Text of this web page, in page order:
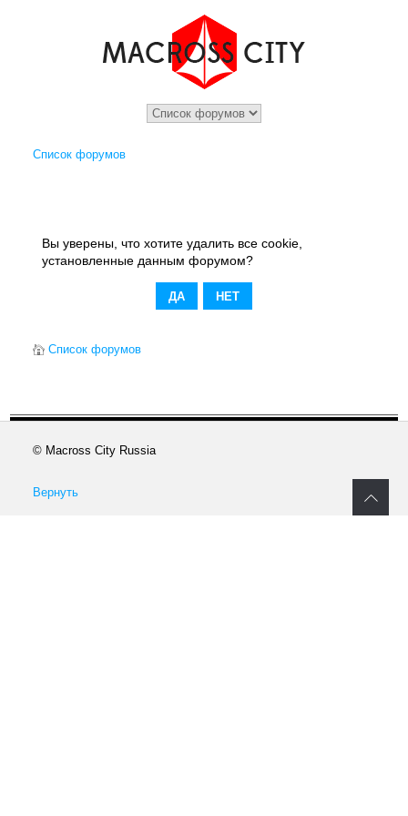
Список форумов
Вы уверены, что хотите удалить все cookie,
установленные данным форумом?
Список форумов
© Macross City Russia
Вернуть